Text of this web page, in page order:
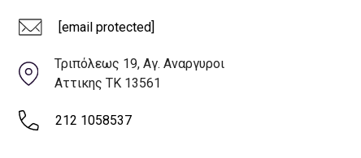
[email protected]
Τριπόλεως 19, Αγ. Αναργυροι
Αττικης ΤΚ 13561
212 1058537